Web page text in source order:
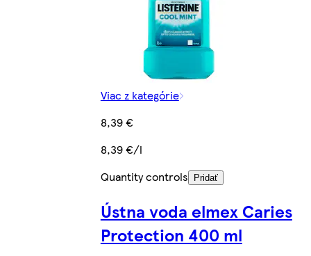
Viac z kategórie
8,39 €
8,39 €/l
Quantity controls
Pridať
Ústna voda elmex Caries
Protection 400 ml